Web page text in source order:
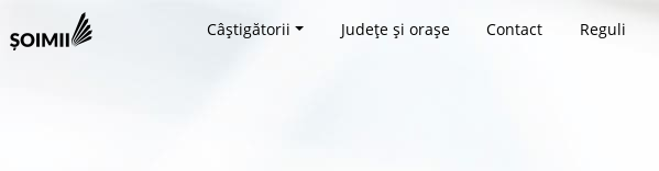
Câștigătorii Județe și orașe Contact Reguli